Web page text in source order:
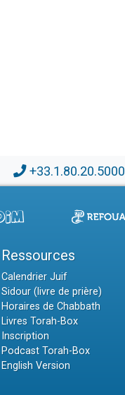
+33.1.80.20.5000
Ressources
Calendrier Juif
Sidour (livre de prière)
Horaires de Chabbath
Livres Torah-Box
Inscription
Podcast Torah-Box
English Version